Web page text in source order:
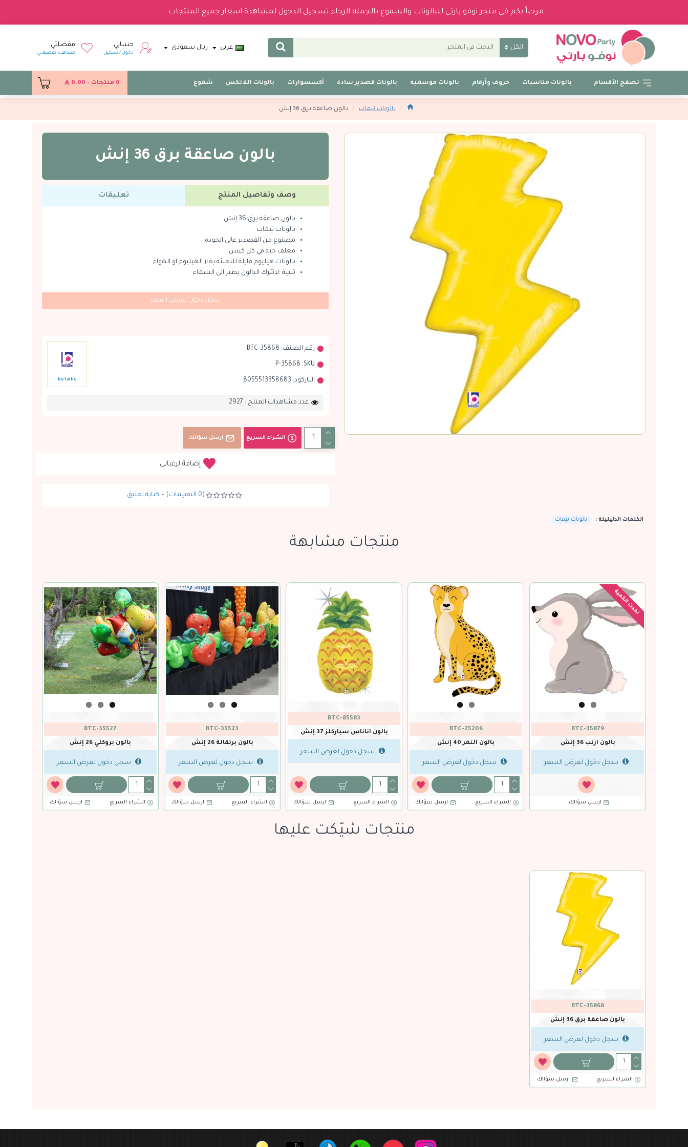
مرحباً بكم فى متجر نوفو بارتي للبالونات والشموع بالجملة الرجاء تسجيل الدخول لمشاهدة اسعار جميع المنتجات
الكل عربي ريال سعودى حسابي
دخول / تسجيل
مفضلتي
مشاهدة تفضيلاتي
تصفح الأقسام بالونات مناسبات حروف وأرقام بالونات موسميه بالونات قصدير سادة أكسسوارات بالونات اللاتكس شموع 0 منتجات - 0.00
بالونات ثيمات بالون صاعقة برق 36 إنش
بالون صاعقة برق 36 إنش
وصف وتفاصيل المنتج تعليقات
بالون صاعقة برق 36 إنش
بالونات ثيمات
مصنوع من القصدير عالي الجودة
مغلف حبه في كل كيس
بالونات هيليوم قابلة للتعبئة بغاز الهيليوم او الهواء
تنبية :لاتترك البالون يطير الى السماء
رقم الصنف: BTC-35868
SKU:
35868-P
الباركود: 8055513358683
betallic
عدد مشاهدات المنتج : 2927
(0 التقييمات) - كتابة تعليق
سجل دخول لعرض السعر
الشراء السريع ارسل سؤالك
إضافة لرغباتي
الكلمات الدليليلة : بالونات ثيمات
منتجات مشابهة
باقة بالون سباق دبابات 5 قطع
سجل دخول لعرض السعر
الشراء السريع ارسل سؤالك
باقة بالون سباق سيارات 5 قطع
سجل دخول لعرض السعر
الشراء السريع ارسل سؤالك
293773
باقة بالون عصا حلوى لافندر 5 قطع
سجل دخول لعرض السعر
الشراء السريع ارسل سؤالك
قطع
سجل دخول لعرض السعر
الشراء السريع ارسل سؤالك
BTC-25144
بالون أوراق الخريف 35 إنش
سجل دخول لعرض السعر
الشراء السريع ارسل سؤالك
منتجات شيّكت عليها
BTC-35868
بالون صاعقة برق 36 إنش
سجل دخول لعرض السعر
الشراء السريع ارسل سؤالك